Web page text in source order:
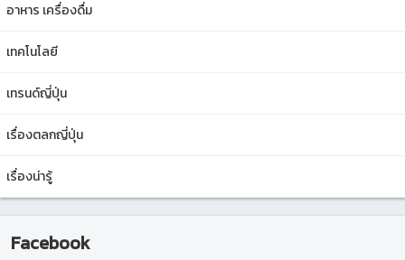
อาหาร เครื่องดื่ม
เทคโนโลยี
เทรนด์ญี่ปุ่น
เรื่องตลกญี่ปุ่น
เรื่องน่ารู้
Facebook